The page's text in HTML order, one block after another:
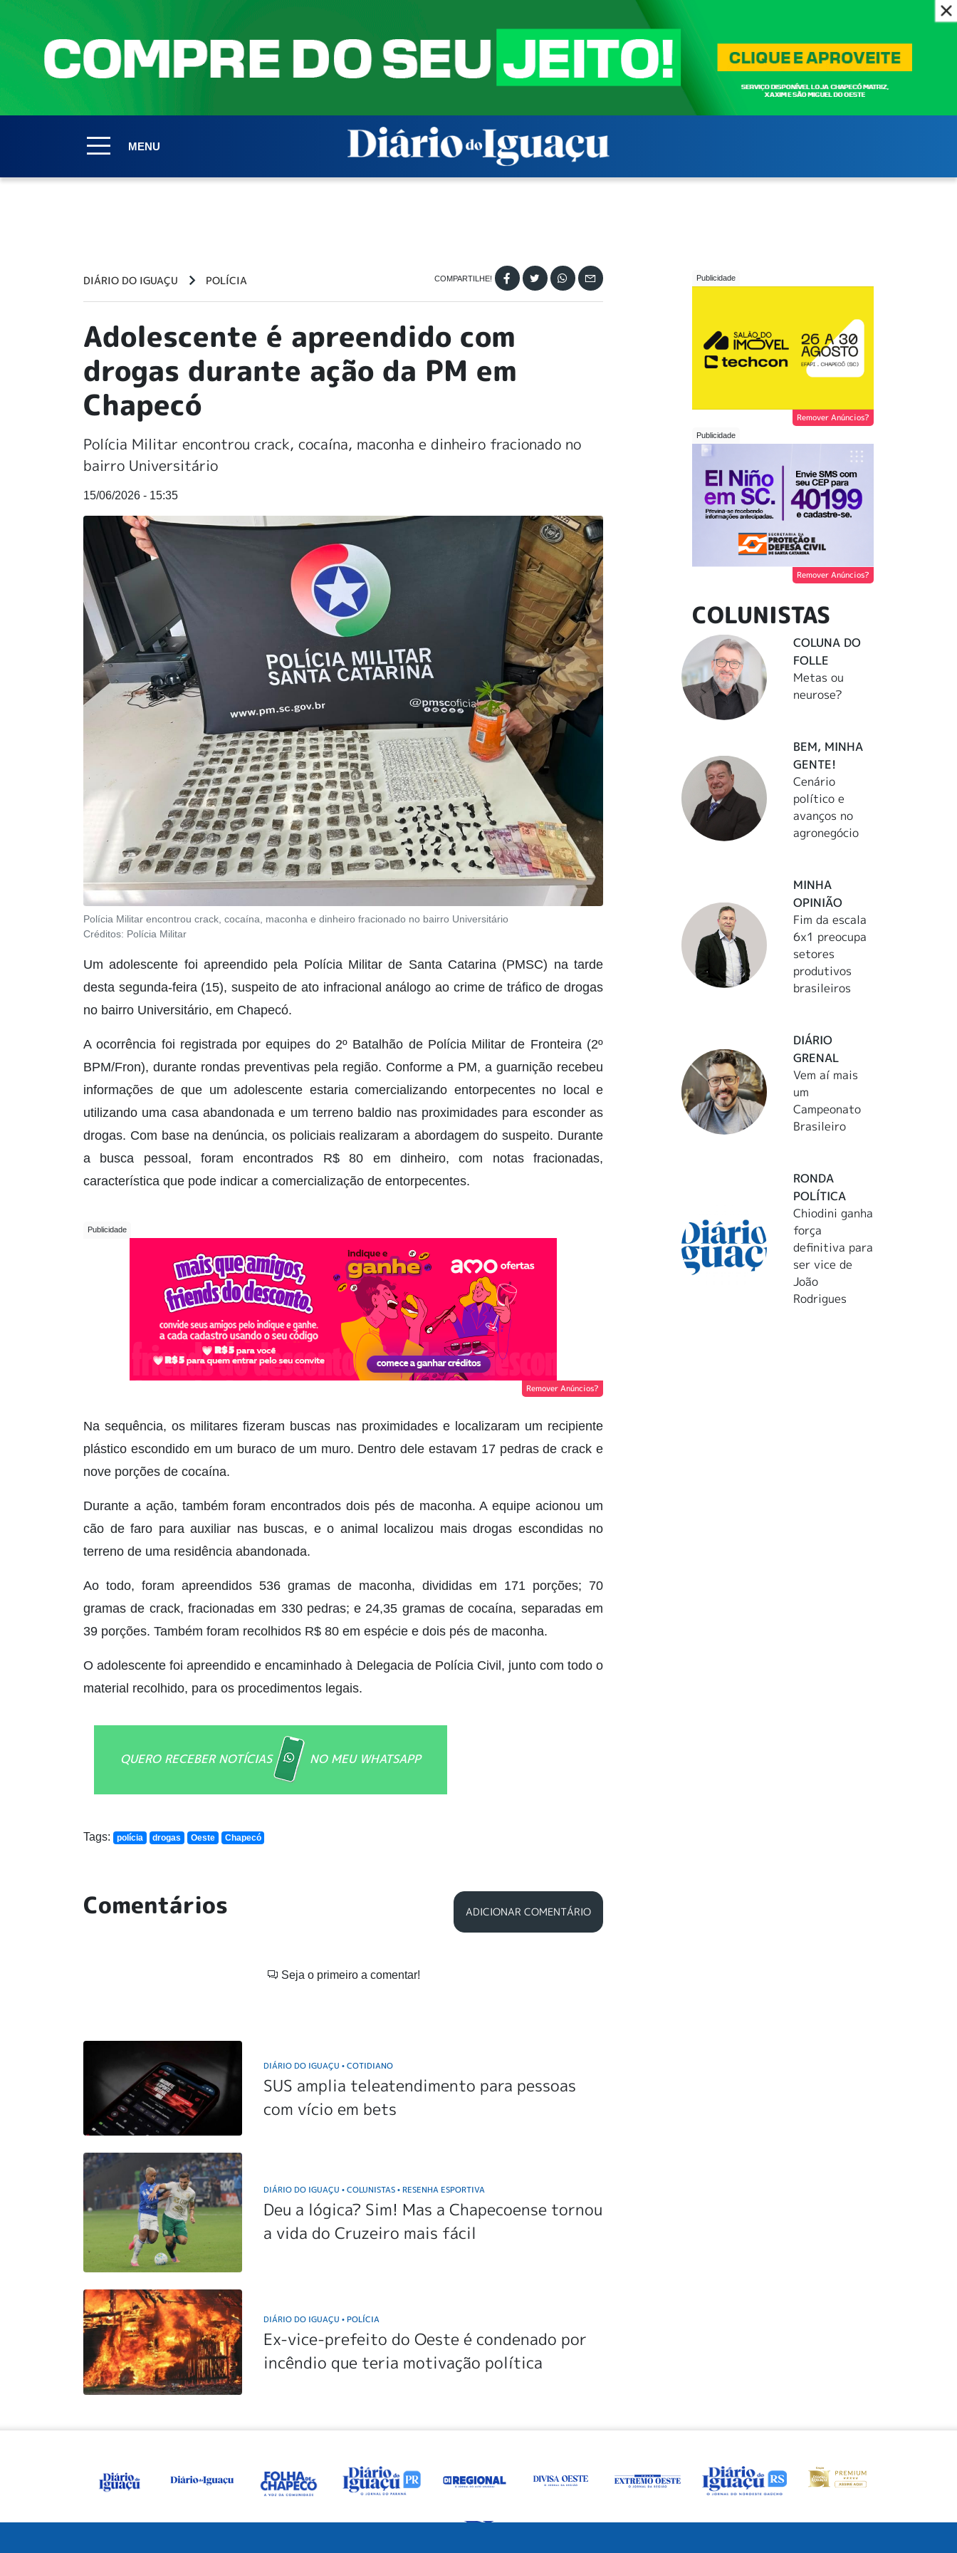
MENU
DIÁRIO DO IGUAÇU POLÍCIA
Adolescente é apreendido com
drogas durante ação da PM em
Chapecó
Polícia Militar encontrou crack, cocaína, maconha e dinheiro fracionado no
bairro Universitário
15/06/2026 - 15:35
Polícia Militar encontrou crack, cocaína, maconha e dinheiro fracionado no bairro Universitário
Créditos: Polícia Militar
Um adolescente foi apreendido pela Polícia Militar de Santa Catarina (PMSC) na tarde
desta segunda-feira (15), suspeito de ato infracional análogo ao crime de tráfico de drogas
no bairro Universitário, em Chapecó.
A ocorrência foi registrada por equipes do 2º Batalhão de Polícia Militar de Fronteira (2º
BPM/Fron), durante rondas preventivas pela região. Conforme a PM, a guarnição recebeu
informações de que um adolescente estaria comercializando entorpecentes no local e
utilizando uma casa abandonada e um terreno baldio nas proximidades para esconder as
drogas. Com base na denúncia, os policiais realizaram a abordagem do suspeito. Durante
a busca pessoal, foram encontrados R$ 80 em dinheiro, com notas fracionadas,
característica que pode indicar a comercialização de entorpecentes.
Remover Anúncios?
Na sequência, os militares fizeram buscas nas proximidades e localizaram um recipiente
plástico escondido em um buraco de um muro. Dentro dele estavam 17 pedras de crack e
nove porções de cocaína.
Durante a ação, também foram encontrados dois pés de maconha. A equipe acionou um
cão de faro para auxiliar nas buscas, e o animal localizou mais drogas escondidas no
terreno de uma residência abandonada.
Ao todo, foram apreendidos 536 gramas de maconha, divididas em 171 porções; 70
gramas de crack, fracionadas em 330 pedras; e 24,35 gramas de cocaína, separadas em
39 porções. Também foram recolhidos R$ 80 em espécie e dois pés de maconha.
O adolescente foi apreendido e encaminhado à Delegacia de Polícia Civil, junto com todo o
material recolhido, para os procedimentos legais.
QUERO RECEBER NOTÍCIAS NO MEU WHATSAPP
Tags: polícia drogas Oeste Chapecó
Comentários ADICIONAR COMENTÁRIO
Seja o primeiro a comentar!
DIÁRIO DO IGUAÇU• COTIDIANO
SUS amplia teleatendimento para pessoas
com vício em bets
DIÁRIO DO IGUAÇU• COLUNISTAS• RESENHA ESPORTIVA
Deu a lógica? Sim! Mas a Chapecoense tornou
a vida do Cruzeiro mais fácil
DIÁRIO DO IGUAÇU• POLÍCIA
Ex-vice-prefeito do Oeste é condenado por
incêndio que teria motivação política
Remover Anúncios?
Remover Anúncios?
COLUNISTAS
COLUNA DO
FOLLE
Metas ou
neurose?
BEM, MINHA
GENTE!
Cenário
político e
avanços no
agronegócio
MINHA
OPINIÃO
Fim da escala
6x1 preocupa
setores
produtivos
brasileiros
DIÁRIO
GRENAL
Vem aí mais
um
Campeonato
Brasileiro
RONDA
POLÍTICA
Chiodini ganha
força
definitiva para
ser vice de
João
Rodrigues